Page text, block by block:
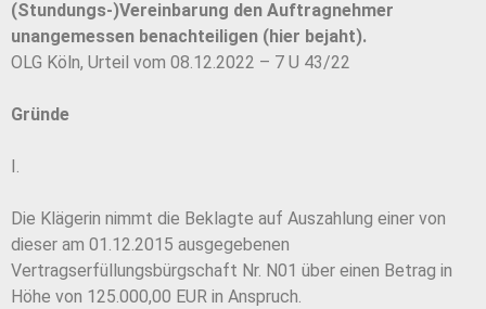
(Stundungs-)Vereinbarung den Auftragnehmer
unangemessen benachteiligen (hier bejaht).
OLG Köln, Urteil vom 08.12.2022 – 7 U 43/22
Gründe
I.
Die Klägerin nimmt die Beklagte auf Auszahlung einer von
dieser am 01.12.2015 ausgegebenen
Vertragserfüllungsbürgschaft Nr. N01 über einen Betrag in
Höhe von 125.000,00 EUR in Anspruch.